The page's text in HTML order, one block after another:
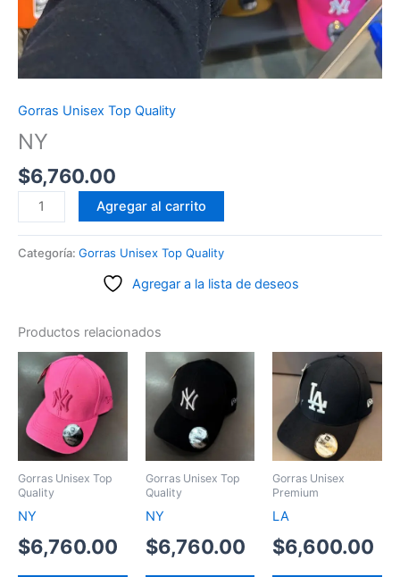
Gorras Unisex Top Quality
NY
$6,760.00
cantidad
Agregar al carrito
Categoría: Gorras Unisex Top Quality
Agregar a la lista de deseos
Productos relacionados
Gorras Unisex Top
Quality
NY
$6,760.00
Gorras Unisex Top
Quality
NY
$6,760.00
Gorras Unisex
Premium
LA
$6,600.00